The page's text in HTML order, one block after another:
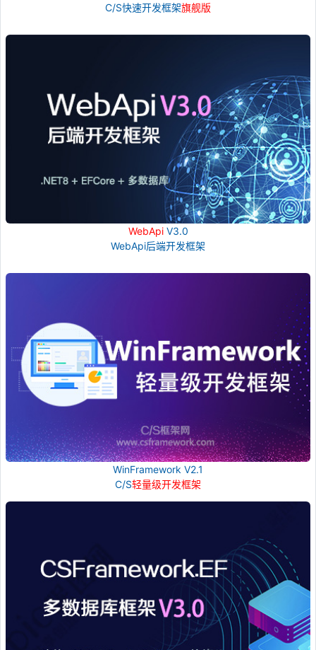
C/S快速开发框架旗舰版
WebApiV3.0
WebApi后端开发框架
WinFramework V2.1
C/S轻量级开发框架